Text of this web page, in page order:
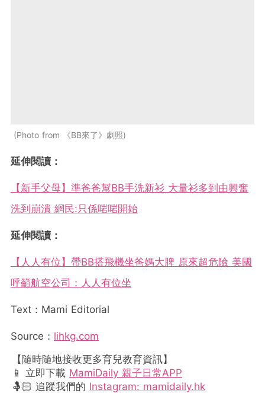
Photo from 《BB來了》劇照
延伸閱讀：
【新手父母】準爸爸幫BB手洗新衫 大量衫多到由興奮
洗到崩潰 網民:只係啱啱開始
延伸閱讀：
【人人有位】帶BB搭飛機坐爸媽大脾 原來超危險 美國
呼籲航空公司：人人有位坐
Text：Mami Editorial
Source： lihkg.com
【隨時隨地接收更多育兒教育資訊】
📱 立即下載 MamiDaily 親子日常APP
🤱🏻 追蹤我們的 Instagram: mamidaily.hk